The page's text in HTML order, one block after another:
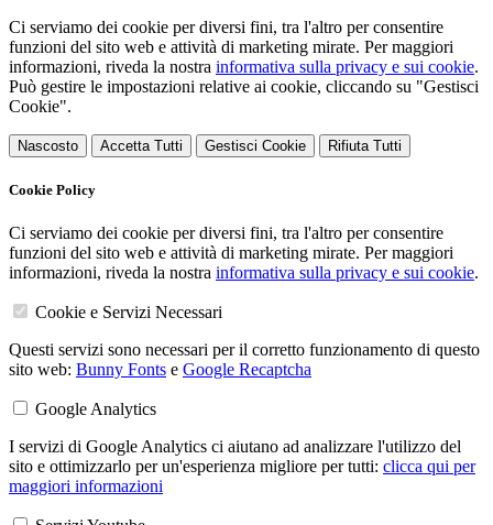
Ci serviamo dei cookie per diversi fini, tra l'altro per consentire
funzioni del sito web e attività di marketing mirate. Per maggiori
informazioni, riveda la nostra informativa sulla privacy e sui cookie.
Può gestire le impostazioni relative ai cookie, cliccando su "Gestisci
Cookie".
Nascosto Accetta Tutti Gestisci Cookie Rifiuta Tutti
Cookie Policy
Ci serviamo dei cookie per diversi fini, tra l'altro per consentire
funzioni del sito web e attività di marketing mirate. Per maggiori
informazioni, riveda la nostra informativa sulla privacy e sui cookie.
Cookie e Servizi Necessari
Questi servizi sono necessari per il corretto funzionamento di questo
sito web: Bunny Fonts e Google Recaptcha
Google Analytics
I servizi di Google Analytics ci aiutano ad analizzare l'utilizzo del
sito e ottimizzarlo per un'esperienza migliore per tutti: clicca qui per
maggiori informazioni